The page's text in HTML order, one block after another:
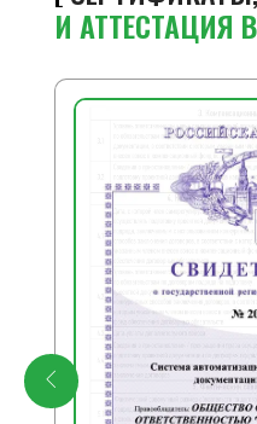
И АТТЕСТАЦИЯ